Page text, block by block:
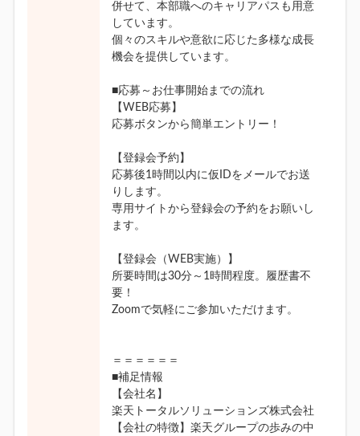
併せて、本部職へのキャリアパスも用意
しています。
個々のスキルや意欲に応じた多様な成長
機会を提供しています。
■応募～お仕事開始までの流れ
【WEB応募】
応募ボタンから簡単エントリー！
【登録会予約】
応募後1時間以内に仮IDをメールでお送
りします。
専用サイトから登録会の予約をお願いし
ます。
【登録会（WEB実施）】
所要時間は30分～1時間程度。履歴書不
要！
Zoomで気軽にご参加いただけます。
＝＝＝＝＝＝
■補足情報
【会社名】
楽天トータルソリューションズ株式会社
【会社の特徴】楽天グループの歩みの中